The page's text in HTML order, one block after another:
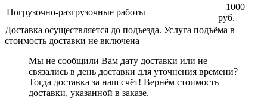
Погрузочно-разгрузочные работы
+ 1000
руб.
Доставка осуществляется до подъезда. Услуга подъёма в
стоимость доставки не включена
Мы не сообщили Вам дату доставки или не
связались в день доставки для уточнения времени?
Тогда доставка за наш счёт! Вернём стоимость
доставки, указанной в заказе.